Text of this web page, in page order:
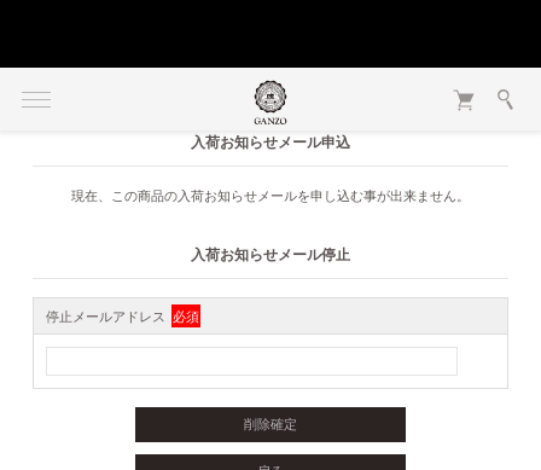
入荷お知らせメール申込
現在、この商品の入荷お知らせメールを申し込む事が出来ません。
入荷お知らせメール停止
停止メールアドレス 必須